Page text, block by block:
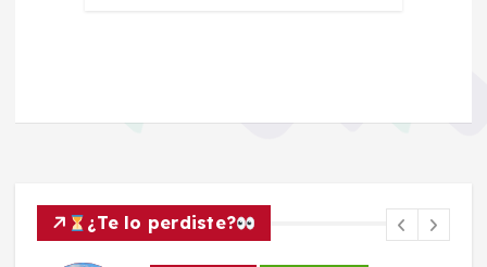
¿Te lo perdiste?